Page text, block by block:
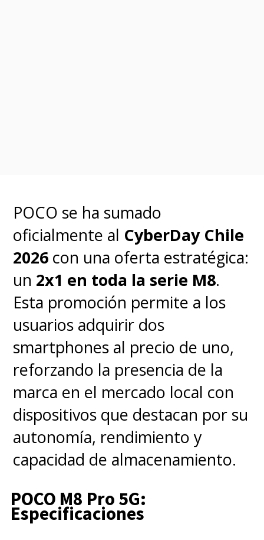
POCO se ha sumado
oficialmente al CyberDay Chile
2026 con una oferta estratégica:
un 2x1 en toda la serie M8.
Esta promoción permite a los
usuarios adquirir dos
smartphones al precio de uno,
reforzando la presencia de la
marca en el mercado local con
dispositivos que destacan por su
autonomía, rendimiento y
capacidad de almacenamiento.
POCO M8 Pro 5G:
Especificaciones